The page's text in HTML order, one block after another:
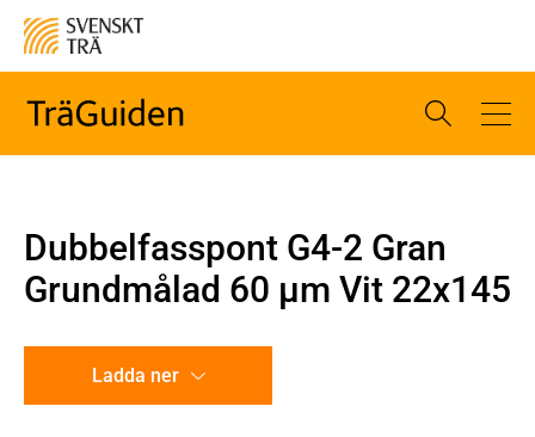
Dubbelfasspont G4-2 Gran
Grundmålad 60 µm Vit 22x145
Ladda ner